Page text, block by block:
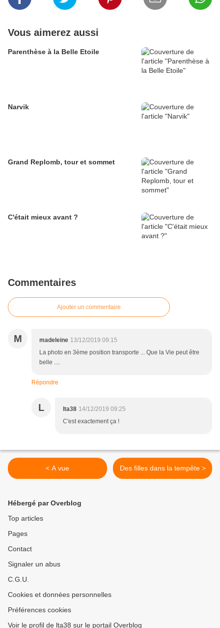
Vous aimerez aussi
Parenthèse à la Belle Etoile
Narvik
Grand Replomb, tour et sommet
C'était mieux avant ?
Commentaires
Ajouter un commentaire
M madeleine 13/12/2019 09:15
La photo en 3ème position transporte ... Que la Vie peut être
belle ....
Répondre
L lta38 14/12/2019 09:25
C'est exactement ça !
< A vue Des filles dans la tempête >
Hébergé par Overblog
Top articles
Pages
Contact
Signaler un abus
C.G.U.
Cookies et données personnelles
Préférences cookies
Voir le profil de lta38 sur le portail Overblog